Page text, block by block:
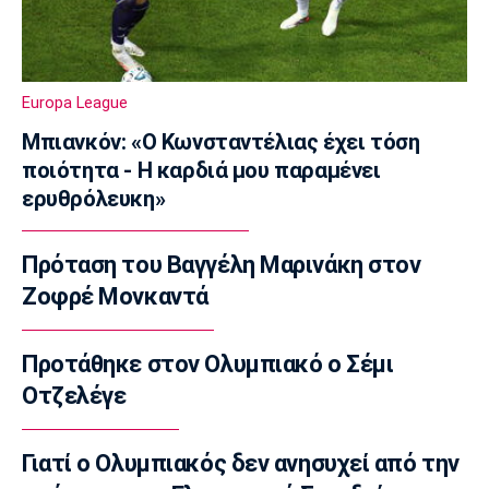
23:00
Ποδόσφαιρο - Διεθνή
Πυραυλική επίθεση της Ρωσίας στο γήπεδο
της Τσερνομόρετς
22:58
EuroLeague
Ενδιαφέρον της Μάλαγα για Μπόλομποϊ
Στίβος
Παγκόσμιο Κ20: Πανελλήνιο ρεκόρ η
Μπακογιάννη, στον τελικό της σφυροβολίας
22:49
Super League 1
Αστέρας Τρίπολης: Εύκολη νίκη με 2-0 επί
του Πύργου
22:47
Europa League
Μπιανκόν: «Ο Κωνσταντέλιας έχει τόση
ποιότητα - Η καρδιά μου παραμένει
ερυθρόλευκη»
Πρόταση του Βαγγέλη Μαρινάκη στον
Ζοφρέ Μονκαντά
Προτάθηκε στον Ολυμπιακό ο Σέμι
Οτζελέγε
Γιατί ο Ολυμπιακός δεν ανησυχεί από την